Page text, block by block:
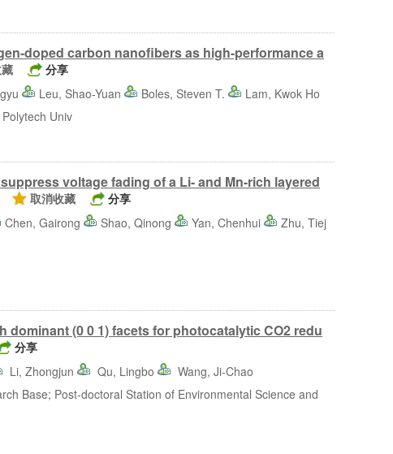
doped carbon nanofibers as high-performance a
分享
Leu, Shao-Yuan Boles, Steven T.
Lam, Kwok Ho
Univ
voltage fading of a Li- and Mn-rich layered
取消收藏
分享
Chen, Gairong Shao, Qinong Yan, Chenhui
Zhu, Tiej
(0 0 1) facets for photocatalytic CO2 redu
分享
Li, Zhongjun Qu, Lingbo
Wang, Ji-Chao
Base; Post-doctoral Station of Environmental Science and